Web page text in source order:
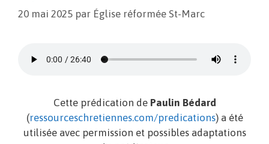
20 mai 2025 par Église réformée St-Marc
Cette prédication de Paulin Bédard
(ressourceschretiennes.com/predications) a été
utilisée avec permission et possibles adaptations